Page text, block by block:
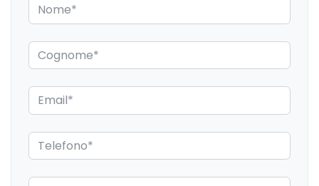
Interni personalizzazione colori
Kit riparazione pneumatici / tirefit
Pacchetto
Pacchetto sicurezza
Personalizzazioni Linea e Stile
Pinze freni colorate